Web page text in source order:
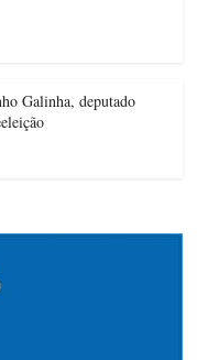
Galinha, deputado